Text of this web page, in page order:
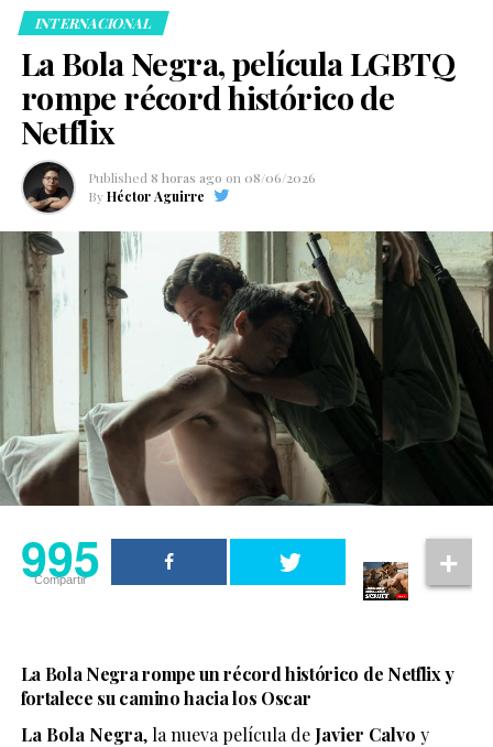
INTERNACIONAL
La Bola Negra, película LGBTQ
rompe récord histórico de
Netflix
Published 8 horas ago on 08/06/2026
By Héctor Aguirre
995
Compartir
La Bola Negra rompe un récord histórico de Netflix y
fortalece su camino hacia los Oscar
La Bola Negra, la nueva película de Javier Calvo y